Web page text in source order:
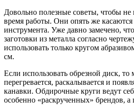
Довольно полезные советы, чтобы не
время работы. Они опять же
инструмента. Уже давно замечено,
заготовки из металла согласно
использовать только кругом
см.
Если использовать обрезной диск, то
перегревается, раскалывается и
канавки. Обдирочные круги ведут
особенно «раскрученных» брендов, а